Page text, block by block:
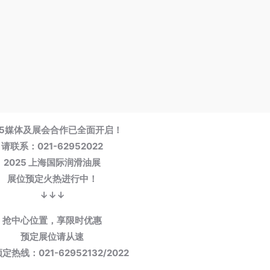
媒体及展会合作已全面开启！
请联系：021-62952022
2025 上海国际润滑油展
展位预定火热进行中！
↓↓↓
抢中心位置，享限时优惠
预定展位请从速
定热线：021-62952132/2022